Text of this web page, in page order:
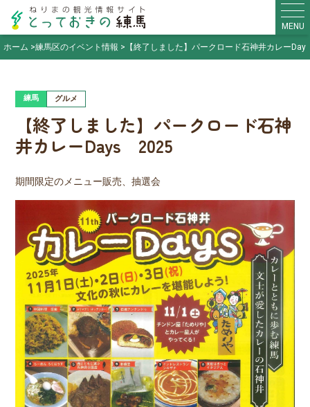
MENU
ホーム
練馬区のイベント情報 【終了しました】パークロード石神井カレー
練馬 グルメ
【終了しました】パークロード石神
井カレーDays 2025
期間限定のメニュー販売、抽選会